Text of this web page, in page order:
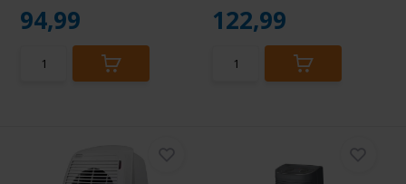
94,99 122,99